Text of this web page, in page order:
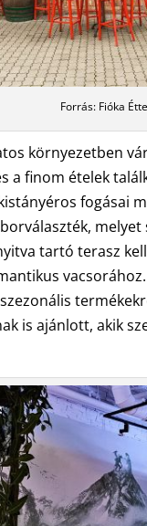
Forrás: Fióka
környezetben
a finom ételek
fogásai
tartó terasz
is ajánlott, akik